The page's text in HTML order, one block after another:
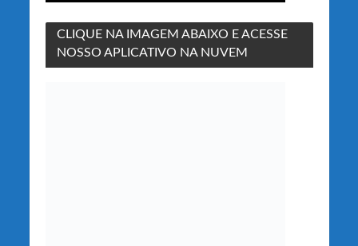
CLIQUE NA IMAGEM ABAIXO E ACESSE
NOSSO APLICATIVO NA NUVEM